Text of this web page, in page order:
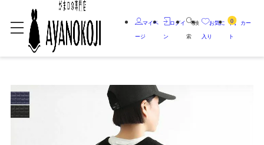
マイペ
ージ
ログイ
ン
検
索
お気に
入り
0 カー
ト